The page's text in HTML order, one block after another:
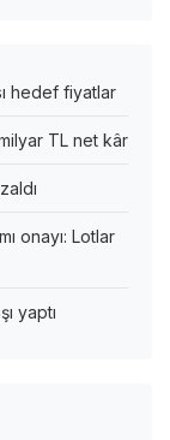
hedef fiyatlar
TL net kâr
onayı: Lotlar
yaptı